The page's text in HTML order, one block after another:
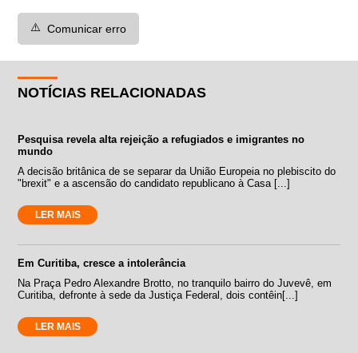
⚠️ Comunicar erro
NOTÍCIAS RELACIONADAS
Pesquisa revela alta rejeição a refugiados e imigrantes no
mundo
A decisão britânica de se separar da União Europeia no plebiscito do
"brexit" e a ascensão do candidato republicano à Casa [...]
LER MAIS
Em Curitiba, cresce a intolerância
Na Praça Pedro Alexandre Brotto, no tranquilo bairro do Juvevê, em
Curitiba, defronte à sede da Justiça Federal, dois contêin[...]
LER MAIS